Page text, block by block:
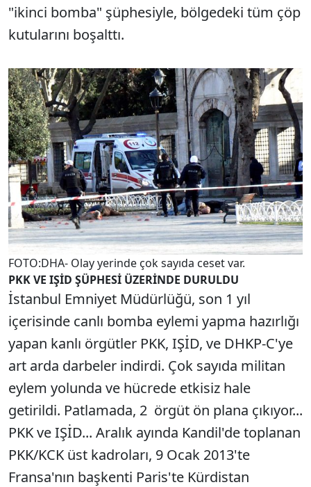
"ikinci bomba" şüphesiyle, bölgedeki tüm çöp
kutularını boşalttı.
FOTO:DHA- Olay yerinde çok sayıda ceset var.
PKK VE IŞİD ŞÜPHESİ ÜZERİNDE DURULDU
İstanbul Emniyet Müdürlüğü, son 1 yıl
içerisinde canlı bomba eylemi yapma hazırlığı
yapan kanlı örgütler PKK, IŞİD, ve DHKP-C'ye
art arda darbeler indirdi. Çok sayıda militan
eylem yolunda ve hücrede etkisiz hale
getirildi. Patlamada, 2 örgüt ön plana çıkıyor...
PKK ve IŞİD... Aralık ayında Kandil'de toplanan
PKK/KCK üst kadroları, 9 Ocak 2013'te
Fransa'nın başkenti Paris'te Kürdistan